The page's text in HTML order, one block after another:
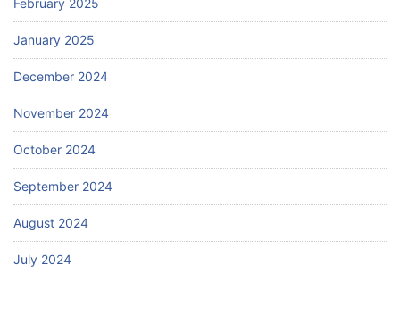
January 2025
December 2024
November 2024
October 2024
September 2024
August 2024
July 2024